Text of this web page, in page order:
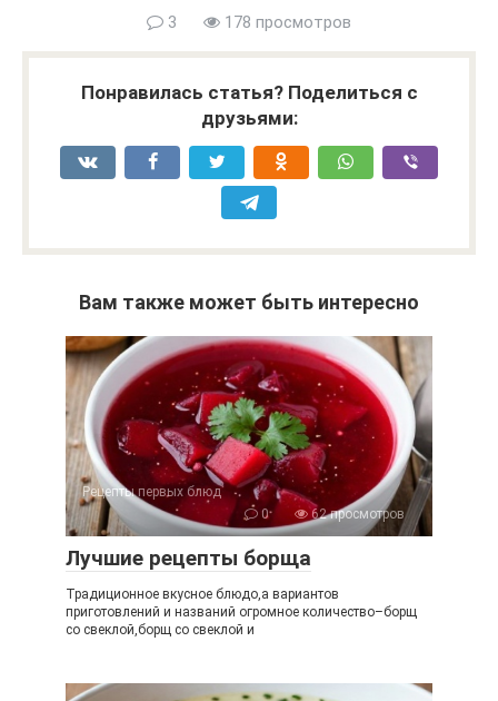
3 178 просмотров
Понравилась статья? Поделиться с
друзьями:
Вам также может быть интересно
Рецепты первых блюд
0
62 просмотров
Лучшие рецепты борща
Традиционное вкусное блюдо,а вариантов
приготовлений и названий огромное количество–борщ
со свеклой,борщ со свеклой и